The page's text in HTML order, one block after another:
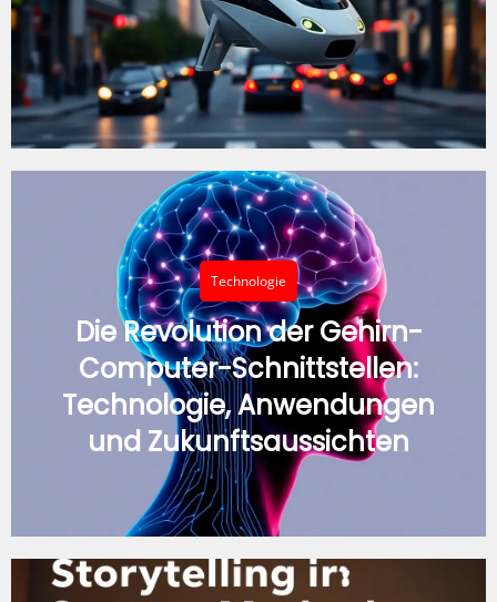
Technologie
Die Revolution der Gehirn-
Computer-Schnittstellen:
Technologie, Anwendungen
und Zukunftsaussichten